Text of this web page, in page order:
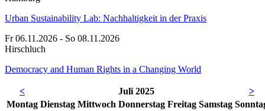
Urban Sustainability Lab: Nachhaltigkeit in der Praxis
Fr 06.11.2026 - So 08.11.2026
Hirschluch
Democracy and Human Rights in a Changing World
< Juli 2025
>
Montag Dienstag Mittwoch Donnerstag Freitag Samstag So